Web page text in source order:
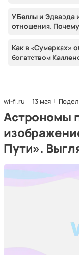
У Беллы и Эдварда
отношения.
Как в «Сумерках»
богатством
wi-fi.ru 13 мая
Астрономы
Пути».